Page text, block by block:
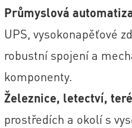
Průmyslová
UPS, vysokonapěťové
robustní spojení a
komponenty.
Železnice, letectví,
prostředích a okolí s